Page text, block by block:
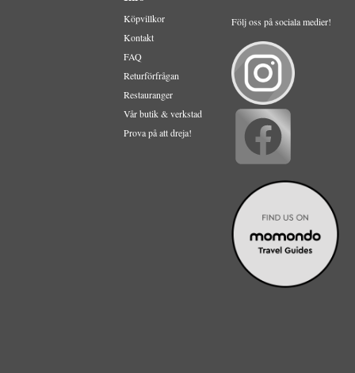
Köpvillkor
Kontakt
FAQ
Returförfrågan
Restauranger
Vår butik & verkstad
Prova på att dreja!
Följ oss på sociala medier!